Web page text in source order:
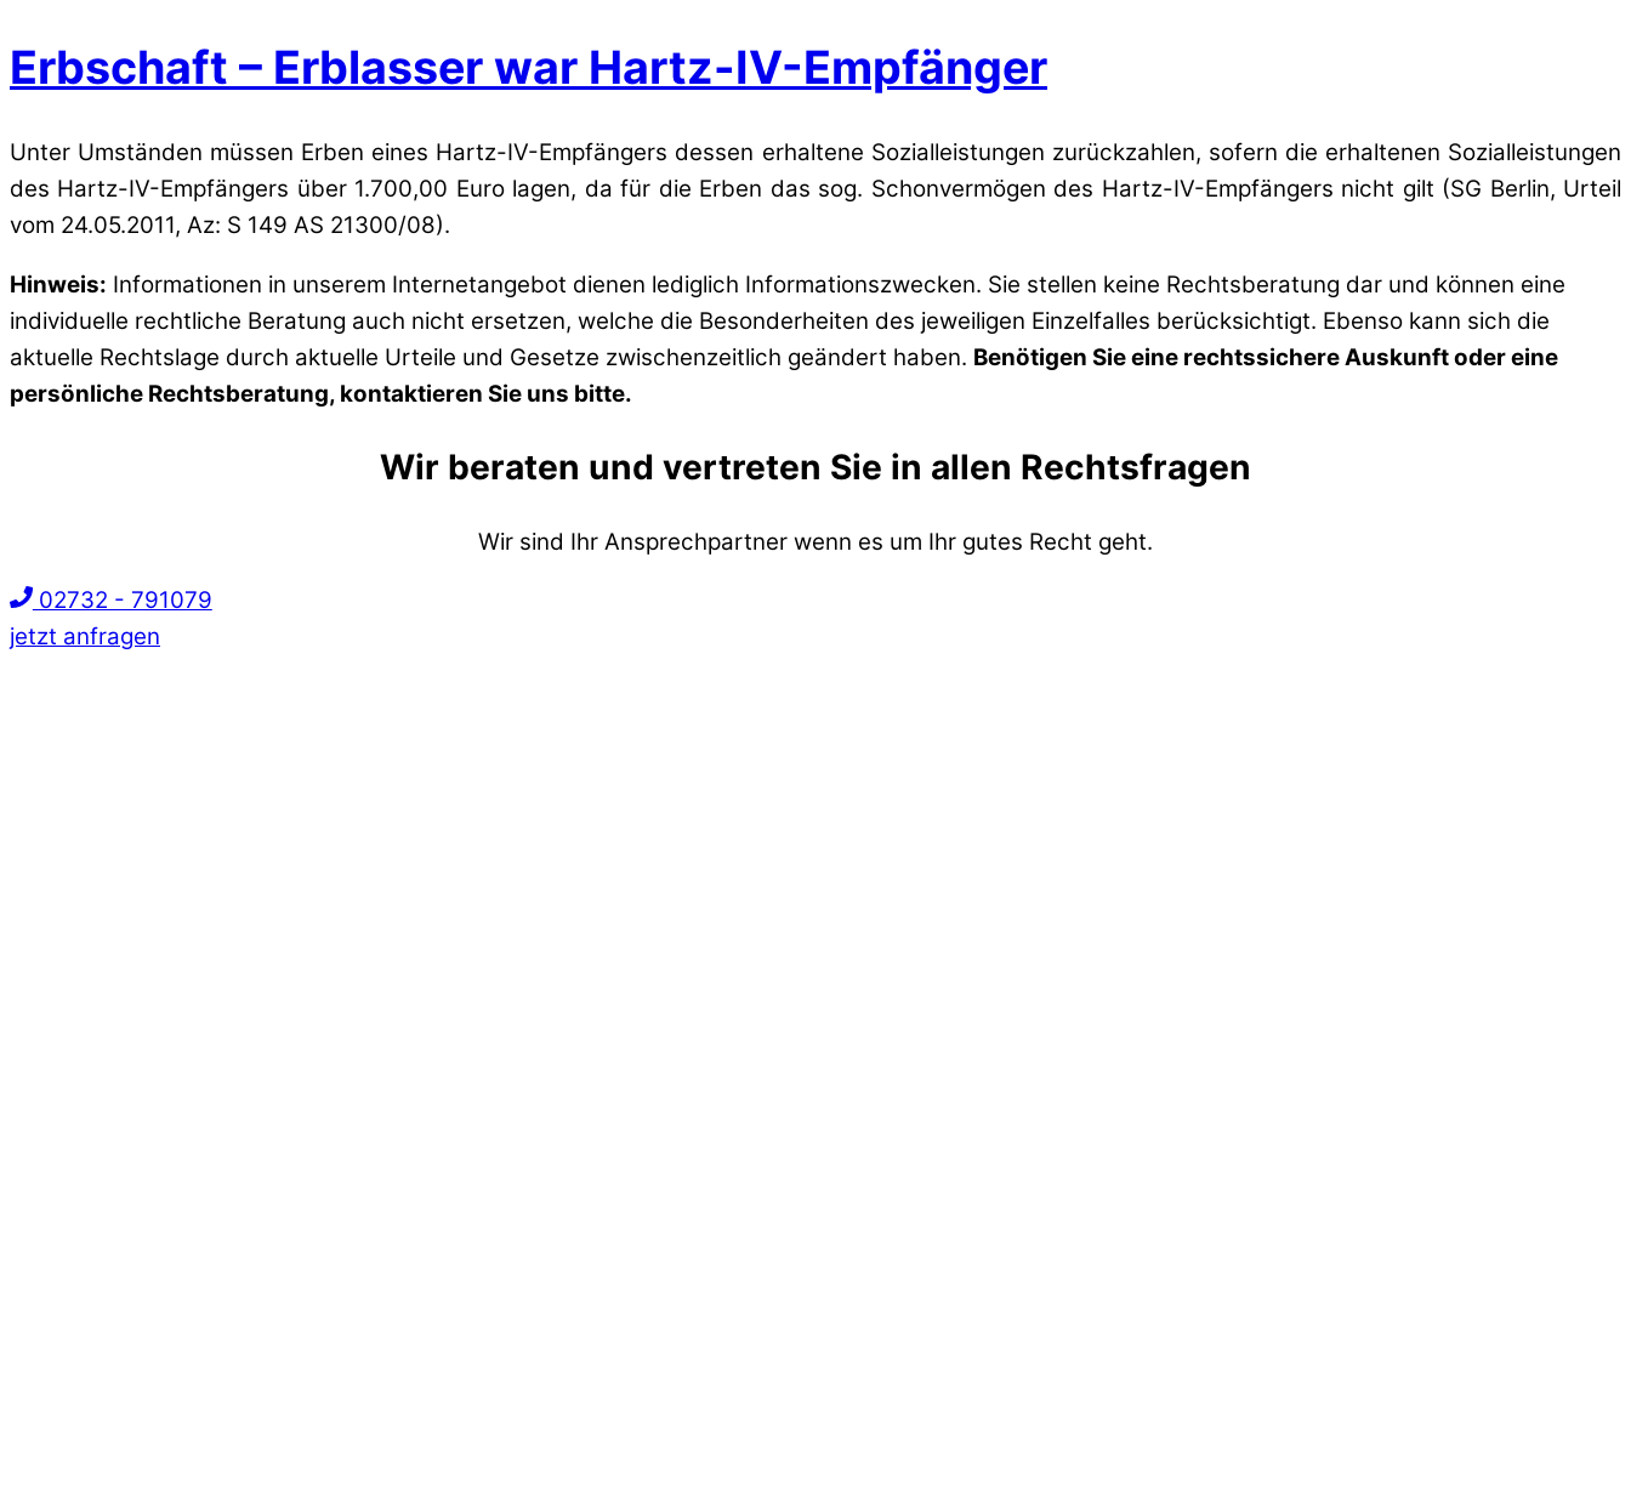
Erbschaft – Erblasser war Hartz-IV-Empfänger
Unter Umständen müssen Erben eines Hartz-IV-Empfängers dessen erhaltene Sozialleistungen zurückzahlen, sofern die erhaltenen Sozialleistungen
des Hartz-IV-Empfängers über 1.700,00 Euro lagen, da für die Erben das sog. Schonvermögen des Hartz-IV-Empfängers nicht gilt (SG Berlin, Urteil
vom 24.05.2011, Az: S 149 AS 21300/08).
Hinweis: Informationen in unserem Internetangebot dienen lediglich Informationszwecken. Sie stellen keine Rechtsberatung dar und können eine
individuelle rechtliche Beratung auch nicht ersetzen, welche die Besonderheiten des jeweiligen Einzelfalles berücksichtigt. Ebenso kann sich die
aktuelle Rechtslage durch aktuelle Urteile und Gesetze zwischenzeitlich geändert haben. Benötigen Sie eine rechtssichere Auskunft oder eine
persönliche Rechtsberatung, kontaktieren Sie uns bitte.
Wir beraten und vertreten Sie in allen Rechtsfragen
Wir sind Ihr Ansprechpartner wenn es um Ihr gutes Recht geht.
02732 - 791079
jetzt anfragen